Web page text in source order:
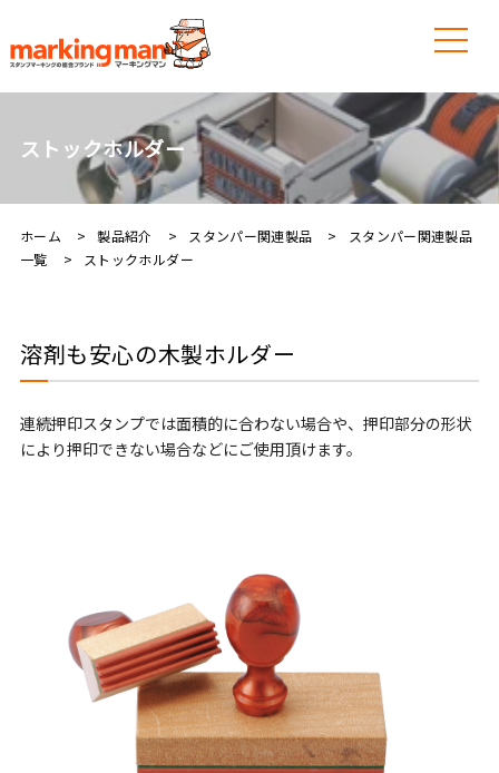
ストックホルダー
ホーム 製品紹介 スタンパー関連製品
スタンパー関連製品
一覧
ストックホルダー
溶剤も安心の木製ホルダー
連続押印スタンプでは面積的に合わない場合や、押印部分の形状
により押印できない場合などにご使用頂けます。